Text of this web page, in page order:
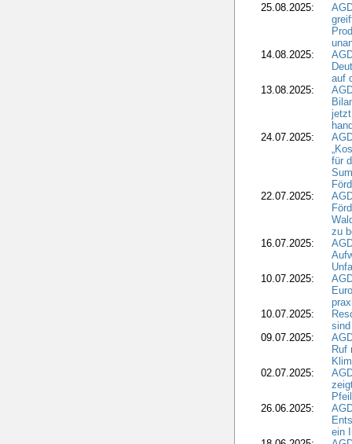
25.08.2025:
14.08.2025:
auf
13.08.2025:
24.07.2025:
für
22.07.2025:
zu
16.07.2025:
10.07.2025:
10.07.2025:
09.07.2025:
Ruf
02.07.2025:
26.06.2025:
ein